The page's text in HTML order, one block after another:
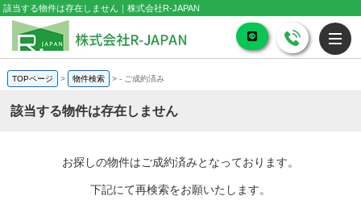
該当する物件は存在しません｜株式会社R-JAPAN
TOPページ > 物件検索 >- ご成約済み
該当する物件は存在しません
お探しの物件はご成約済みとなっております。
下記にて再検索をお願いたします。